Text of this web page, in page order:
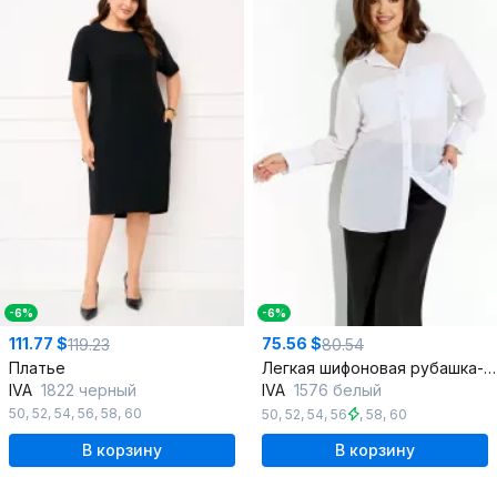
-6%
111.77 $119.23
Платье
IVA 1822 черный
50, 52, 54, 56, 58, 60
В корзину
-6%
75.56 $80.54
Легкая шифоновая рубашка-накидка с накладными карманами
IVA 1576 белый
50, 52, 54, 56 , 58, 60
В корзину